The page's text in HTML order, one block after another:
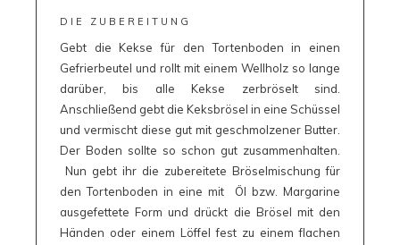
DIE ZUBEREITUNG
Gebt die Kekse für den Tortenboden in einen
Gefrierbeutel und rollt mit einem Wellholz so lange
darüber, bis alle Kekse zerbröselt sind.
Anschließend gebt die Keksbrösel in eine Schüssel
und vermischt diese gut mit geschmolzener Butter.
Der Boden sollte so schon gut zusammenhalten.
Nun gebt ihr die zubereitete Bröselmischung für
den Tortenboden in eine mit Öl bzw. Margarine
ausgefettete Form und drückt die Brösel mit den
Händen oder einem Löffel fest zu einem flachen